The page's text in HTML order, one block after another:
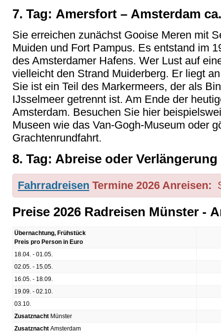
7. Tag: Amersfort – Amsterdam
Sie erreichen zunächst Gooise Meren mit
Muiden und Fort Pampus. Es entstand im
des Amsterdamer Hafens. Wer Lust auf
vielleicht den Strand Muiderberg. Er liegt
Sie ist ein Teil des Markermeers, der als
IJsselmeer getrennt ist. Am Ende der
Amsterdam. Besuchen Sie hier
Museen wie das Van-Gogh-Museum oder
Grachtenrundfahrt.
8. Tag: Abreise oder Verlängerung
Fahrradreisen Termine 2026 Anreisen:
Preise 2026 Radreisen Münster -
Übernachtung, Frühstück
Preis pro Person in Euro
18.04. - 01.05.
02.05. - 15.05.
16.05. - 18.09.
19.09. - 02.10.
03.10.
Zusatznacht Münster
Zusatznacht Amsterdam